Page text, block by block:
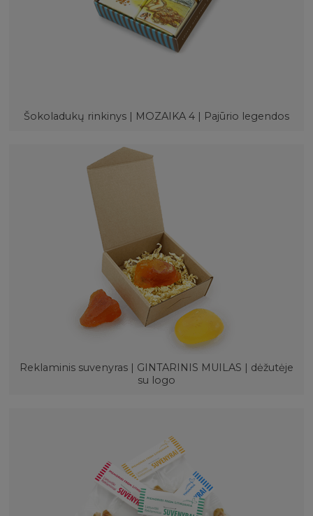
Šokoladukų rinkinys | MOZAIKA 4 | Pajūrio legendos
Reklaminis suvenyras | GINTARINIS MUILAS | dėžutėje
su logo